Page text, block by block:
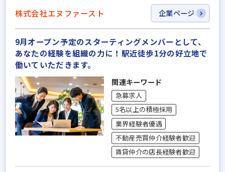
株式会社エヌファースト 企業ページ
9月オープン予定のスターティングメンバーとして、
あなたの経験を組織の力に！駅近徒歩1分の好立地で
働いていただきます。
関連キーワード
急募求人
5名以上の積極採用
業界経験者優遇
不動産売買仲介経験者歓迎
賃貸仲介の店長経験者歓迎